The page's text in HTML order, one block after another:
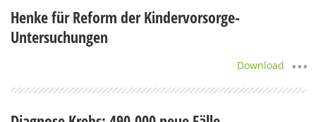
Henke für Reform der Kindervorsorge-
Untersuchungen
Download